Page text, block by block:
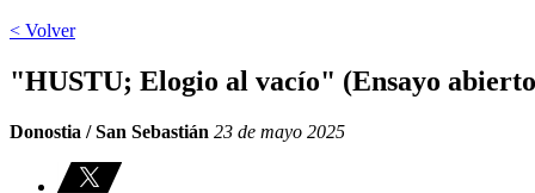
< Volver
"HUSTU; Elogio al vacío" (Ensayo
Donostia / San Sebastián 23 de mayo 2025